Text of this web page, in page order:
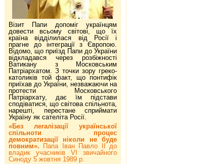
Візит Папи допоміг українцям
довести всьому світові, що їх
країна відділилася від Росії і
прагне до інтеграції з Європою.
Відомо, що приїзд Папи до України
відкладався через розбіжності
Ватикану з Московським
Патріархатом. З точки зору греко-
католиків той факт, що понтифік
приїхав до України, незважаючи на
протести Московського
Патріархату, дає їм підстави
сподіватися, що світова спільнота,
нарешті, перестане сприймати
Україну як сателіта Росії.
«Без легалізації української
спільноти процес
демократизації ніколи не буде
повним».
Папа Іван Павло ІІ до
владик учасників VI звичайного
Синоду 5 жовтня 1989 р.